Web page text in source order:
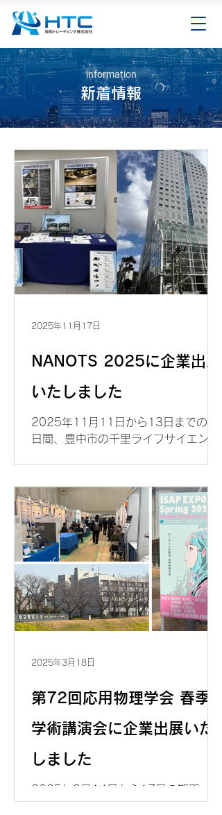
information
新着情報
NANOTS 2025に企業出展
いたしました
2025年11月11日から13日までの３
日間、豊中市の千里ライフサイエンス
NANOTS2024の商業展示に参加いた
しました。弊社は今後も、シンポジウ
ムの主題である、材料・デバイスのテ
スティング技術に貢献できるよう、尽
力させていただきます。
2025年11月17日
第72回応用物理学会 春季
学術講演会に企業出展いた
しました
2025年3月14日から17日の期間、東
2025年3月18日